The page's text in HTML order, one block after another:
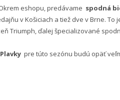
eshopu, predávame spodná
v Košiciach a tiež dve v Brne.
Triumph, ďalej špecializované
Plavky pre túto sezónu budú opäť